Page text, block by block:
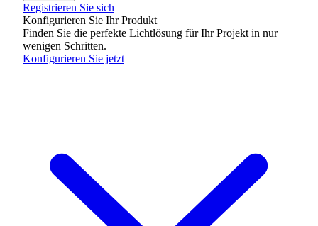
Registrieren Sie sich
Konfigurieren Sie Ihr Produkt
Finden Sie die perfekte Lichtlösung für Ihr Projekt in nur
wenigen Schritten.
Konfigurieren Sie jetzt